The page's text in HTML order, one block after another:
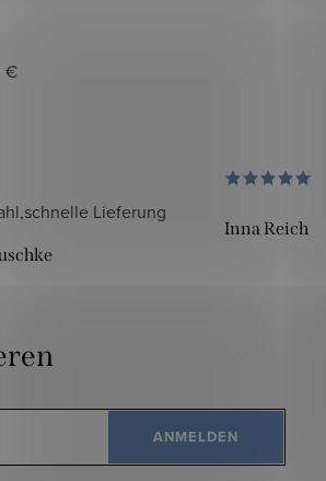
€
Lieferung
Inna Reich
ANMELDEN